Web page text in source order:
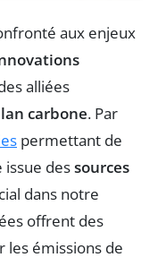
aux enjeux
alliées
carbone. Par
permettant de
issue dessources
dans notre
offrent des
les émissions de